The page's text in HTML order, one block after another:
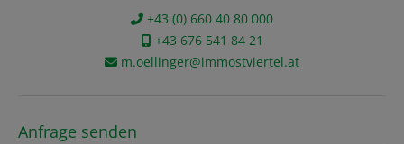
+43 (0) 660 40 80 000
+43 676 541 84 21
m.oellinger@immostviertel.at
Anfrage senden